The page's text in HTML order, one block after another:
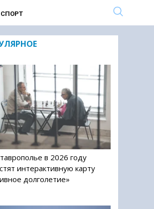
СПОРТ
в 2026 году
интерактивную карту
долголетие»